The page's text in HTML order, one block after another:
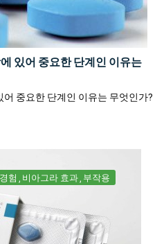
있어 중요한 단계인 이유는
중요한 단계인 이유는 무엇인가?
험 비아그라 효과 부작용